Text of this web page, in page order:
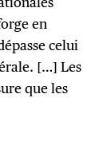
en
celui
[…] Les
que les